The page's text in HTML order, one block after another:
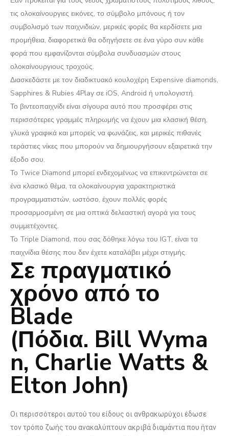
τις ολοκαίνουργιες εικόνες, το σύμβολο μπόνους ή τον
συμβολισμό των παιχνιδιών, μερικές φορές θα κερδίσετε μια
προμήθεια, διαφορετικά θα οδηγήσετε σε ένα γύρο συν κάθε
φορά που εμφανίζονται σύμβολα συνδυασμών στους
ολοκαίνουργιους τροχούς.
Διασκεδάστε με τον διαδικτυακό κουλοχέρη Expensive diamonds,
Sapphires & Rubies 4Play σε iOS, Android ή υπολογιστή.
Το βιντεοπαιχνίδι είναι σίγουρα αυτό που προσφέρει στις
περισσότερες γραμμές πληρωμής να έχουν μια κλασική θέση,
γλυκά γραφικά και μπορείς να φωνάζεις, και μερικές πιθανές
τεράστιες νίκες που μπορούν να δημιουργήσουν εξαιρετικά την
έξοδο σου.
Το Twice Diamond μπορεί ενδεχομένως να επικεντρώνεται σε
ένα κλασικό θέμα, τα ολοκαίνουργια χαρακτηριστικά
προγραμματιστών, ωστόσο, έχουν πολλές φορές
προσαρμοσμένη σε μια οπτικά δελεαστική αγορά για τους
συμμετέχοντες.
Το Triple Diamond, που σας δόθηκε λόγω του IGT, είναι τα
παιχνίδια θέσης που δεν έχετε καταλάβει μέχρι στιγμής.
Σε πραγματικό
χρόνο από το
Blade
(Πόδια. Bill Wyma
n, Charlie Watts &
Elton John)
Οι περισσότεροι αυτού του είδους οι ανθρακωρύχοι έδωσε
τον τρόπο ζωής του ανακαλύπτουν ακριβά διαμάντια που ήταν